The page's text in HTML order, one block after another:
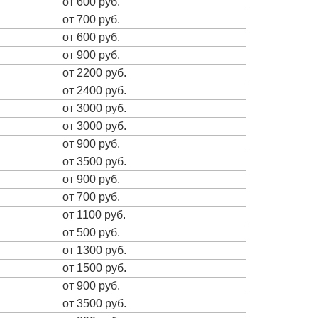
от 700 руб.
от 600 руб.
от 900 руб.
от 2200 руб.
от 2400 руб.
от 3000 руб.
от 3000 руб.
от 900 руб.
от 3500 руб.
от 900 руб.
от 700 руб.
от 1100 руб.
от 500 руб.
от 1300 руб.
от 1500 руб.
от 900 руб.
от 3500 руб.